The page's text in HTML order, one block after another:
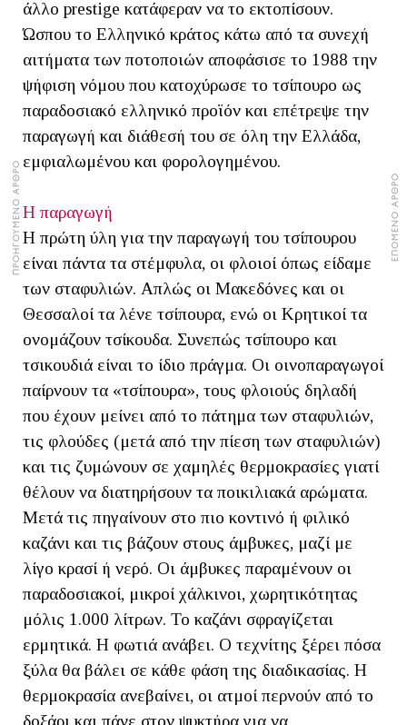
ΠΡΟΗΓΟΥΜΕΝΟ ΑΡΘΡΟ ΕΠΟΜΕΝΟ ΑΡΘΡΟ
άλλο prestige κατάφεραν να το εκτοπίσουν.
Ώσπου το Ελληνικό κράτος κάτω από τα συνεχή
αιτήματα των ποτοποιών αποφάσισε το 1988 την
ψήφιση νόμου που κατοχύρωσε το τσίπουρο ως
παραδοσιακό ελληνικό προϊόν και επέτρεψε την
παραγωγή και διάθεσή του σε όλη την Ελλάδα,
εμφιαλωμένου και φορολογημένου.
Η παραγωγή
Η πρώτη ύλη για την παραγωγή του τσίπουρου
είναι πάντα τα στέμφυλα, οι φλοιοί όπως είδαμε
των σταφυλιών. Απλώς οι Μακεδόνες και οι
Θεσσαλοί τα λένε τσίπουρα, ενώ οι Κρητικοί τα
ονομάζουν τσίκουδα. Συνεπώς τσίπουρο και
τσικουδιά είναι το ίδιο πράγμα. Οι οινοπαραγωγοί
παίρνουν τα «τσίπουρα», τους φλοιούς δηλαδή
που έχουν μείνει από το πάτημα των σταφυλιών,
τις φλούδες (μετά από την πίεση των σταφυλιών)
και τις ζυμώνουν σε χαμηλές θερμοκρασίες γιατί
θέλουν να διατηρήσουν τα ποικιλιακά αρώματα.
Μετά τις πηγαίνουν στο πιο κοντινό ή φιλικό
καζάνι και τις βάζουν στους άμβυκες, μαζί με
λίγο κρασί ή νερό. Οι άμβυκες παραμένουν οι
παραδοσιακοί, μικροί χάλκινοι, χωρητικότητας
μόλις 1.000 λίτρων. Το καζάνι σφραγίζεται
ερμητικά. Η φωτιά ανάβει. Ο τεχνίτης ξέρει πόσα
ξύλα θα βάλει σε κάθε φάση της διαδικασίας. Η
θερμοκρασία ανεβαίνει, οι ατμοί περνούν από το
δοξάρι και πάνε στον ψυκτήρα για να